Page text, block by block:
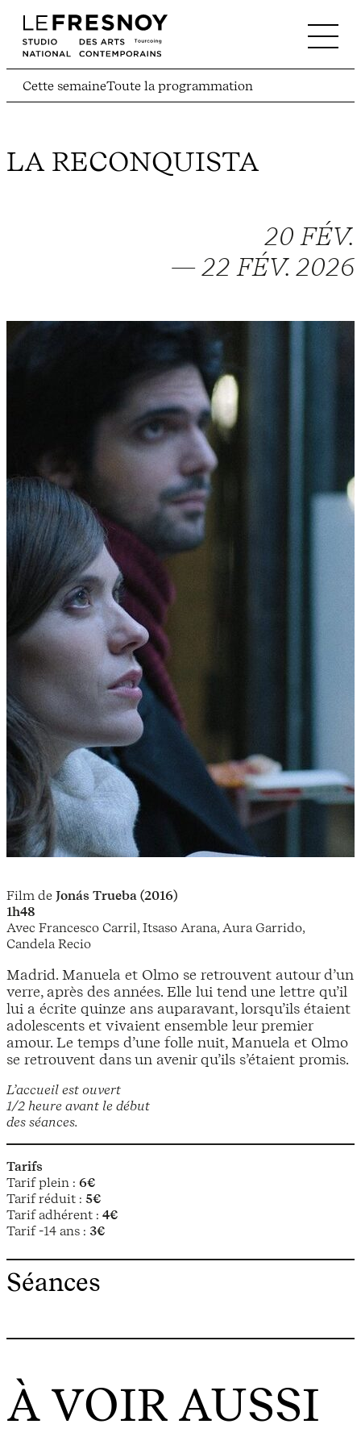
Cette semaineToute la programmation
LA RECONQUISTA
20 FÉV.
— 22 FÉV. 2026
L’accueil est ouvert
1/2 heure avant le début
des séances.
Tarifs
Tarif plein : 6€
Tarif réduit : 5€
Tarif adhérent : 4€
Tarif -14 ans : 3€
Film de Jonás Trueba (2016)
1h48
Avec Francesco Carril, Itsaso Arana, Aura Garrido,
Candela Recio
Madrid. Manuela et Olmo se retrouvent autour d’un
verre, après des années. Elle lui tend une lettre qu’il
lui a écrite quinze ans auparavant, lorsqu’ils étaient
adolescents et vivaient ensemble leur premier
amour. Le temps d’une folle nuit, Manuela et Olmo
se retrouvent dans un avenir qu’ils s’étaient promis.
Séances
À VOIR AUSSI